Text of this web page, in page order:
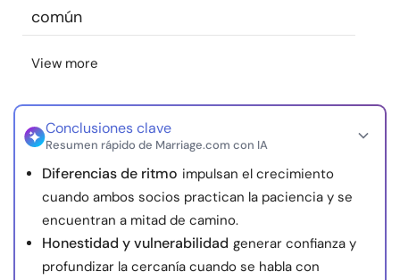
nosotros
común
View more
Conclusiones clave
Resumen rápido de Marriage.com con IA
Diferencias de ritmo impulsan el crecimiento
cuando ambos socios practican la paciencia y se
encuentran a mitad de camino.
Honestidad y vulnerabilidad generar confianza y
profundizar la cercanía cuando se habla con